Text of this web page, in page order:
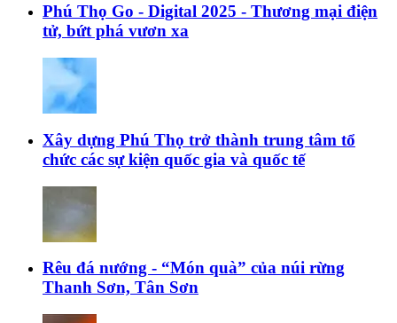
Phú Thọ Go - Digital 2025 - Thương mại điện
tử, bứt phá vươn xa
Xây dựng Phú Thọ trở thành trung tâm tổ
chức các sự kiện quốc gia và quốc tế
Rêu đá nướng - “Món quà” của núi rừng
Thanh Sơn, Tân Sơn